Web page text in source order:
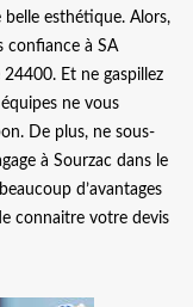
esthétique. Alors,
confiance à SA
24400. Et ne gaspillez
ne vous
De plus, ne sous-
à Sourzac dans le
d’avantages
connaitre votre devis